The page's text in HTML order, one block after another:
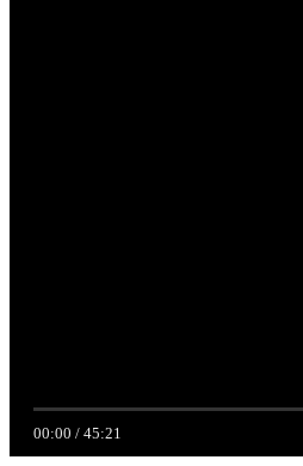
00:00 / 45:21